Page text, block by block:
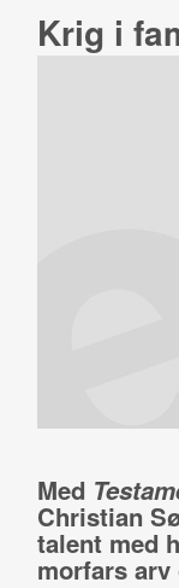
Krig i
Med
Christian
talent med
morfars